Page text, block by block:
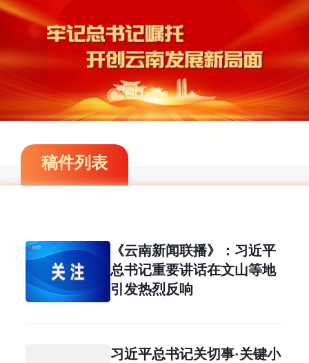
稿件列表
《云南新闻联播》：习近平
总书记重要讲话在文山等地
引发热烈反响
习近平总书记关切事·关键小